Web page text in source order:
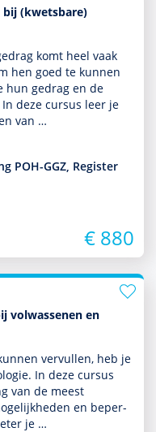
bij (kwetsbare)
komt heel vaak
hen goed te kunnen
hun gedrag en de
deze cursus leer je
van …
POH-GGZ, Register
€ 880
volwassenen en
vervullen, heb je
In deze cursus
van de meest
en beper­
je …